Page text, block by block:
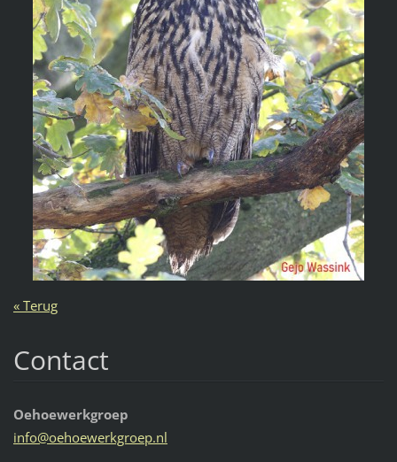
« Terug
Contact
Oehoewerkgroep
info@oehoewerkgroep.nl